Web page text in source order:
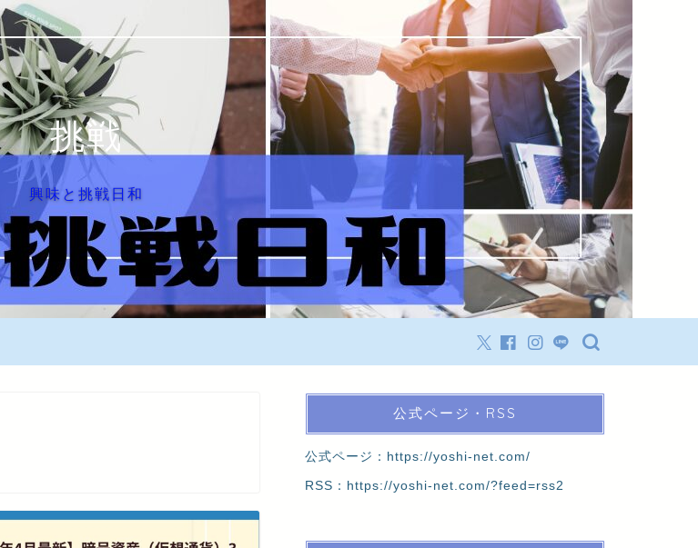
挑戦
興味と挑戦日和
公式ページ・RSS
公式ページ： https://yoshi-net.com/
RSS： https://yoshi-net.com/?feed=rss2